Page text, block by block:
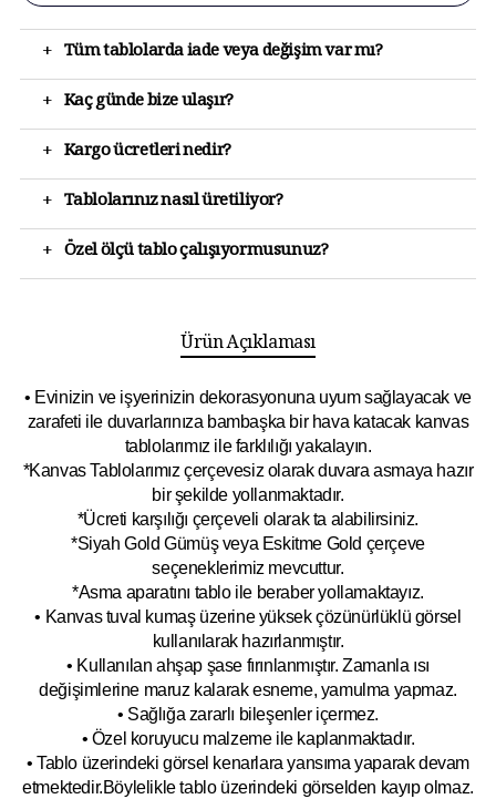
+ Tüm tablolarda iade veya değişim var mı?
+ Kaç günde bize ulaşır?
+ Kargo ücretleri nedir?
+ Tablolarınız nasıl üretiliyor?
+ Özel ölçü tablo çalışıyormusunuz?
Ürün Açıklaması
• Evinizin ve işyerinizin dekorasyonuna uyum sağlayacak ve
zarafeti ile duvarlarınıza bambaşka bir hava katacak kanvas
tablolarımız ile farklılığı yakalayın.
*Kanvas Tablolarımız çerçevesiz olarak duvara asmaya hazır
bir şekilde yollanmaktadır.
*Ücreti karşılığı çerçeveli olarak ta alabilirsiniz.
*Siyah Gold Gümüş veya Eskitme Gold çerçeve
seçeneklerimiz mevcuttur.
*Asma aparatını tablo ile beraber yollamaktayız.
• Kanvas tuval kumaş üzerine yüksek çözünürlüklü görsel
kullanılarak hazırlanmıştır.
• Kullanılan ahşap şase fırınlanmıştır. Zamanla ısı
değişimlerine maruz kalarak esneme, yamulma yapmaz.
• Sağlığa zararlı bileşenler içermez.
• Özel koruyucu malzeme ile kaplanmaktadır.
• Tablo üzerindeki görsel kenarlara yansıma yaparak devam
etmektedir.Böylelikle tablo üzerindeki görselden kayıp olmaz.